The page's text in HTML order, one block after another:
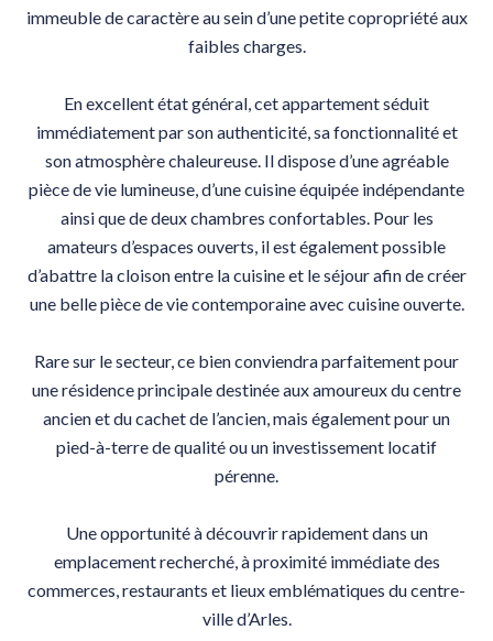
immeuble de caractère au sein d’une petite copropriété aux
faibles charges.
En excellent état général, cet appartement séduit
immédiatement par son authenticité, sa fonctionnalité et
son atmosphère chaleureuse. Il dispose d’une agréable
pièce de vie lumineuse, d’une cuisine équipée indépendante
ainsi que de deux chambres confortables. Pour les
amateurs d’espaces ouverts, il est également possible
d’abattre la cloison entre la cuisine et le séjour afin de créer
une belle pièce de vie contemporaine avec cuisine ouverte.
Rare sur le secteur, ce bien conviendra parfaitement pour
une résidence principale destinée aux amoureux du centre
ancien et du cachet de l’ancien, mais également pour un
pied-à-terre de qualité ou un investissement locatif
pérenne.
Une opportunité à découvrir rapidement dans un
emplacement recherché, à proximité immédiate des
commerces, restaurants et lieux emblématiques du centre-
ville d’Arles.